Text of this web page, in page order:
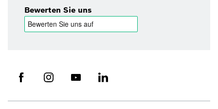
Bewerten Sie uns